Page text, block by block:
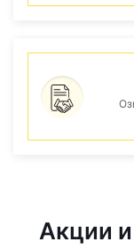
Акции